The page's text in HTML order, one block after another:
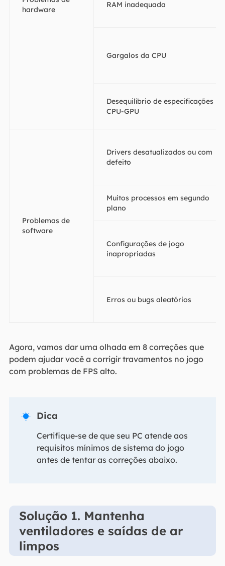
hardware
RAM inadequada
Gargalos da CPU
Desequilíbrio de especificações
CPU-GPU
Problemas de
software
Drivers desatualizados ou com
defeito
Muitos processos em segundo
plano
Configurações de jogo
inapropriadas
Erros ou bugs aleatórios
Agora, vamos dar uma olhada em 8 correções que
podem ajudar você a corrigir travamentos no jogo
com problemas de FPS alto.
 Dica
Certifique-se de que seu PC atende aos
requisitos mínimos de sistema do jogo
antes de tentar as correções abaixo.
Solução 1. Mantenha
ventiladores e saídas de ar
limpos